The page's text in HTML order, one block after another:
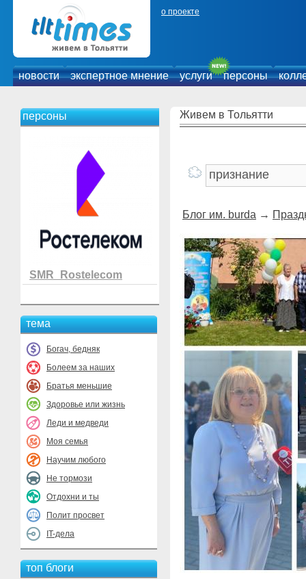
о проекте
новости экспертное мнение услуги персоны
персоны
SMR_Rostelecom
тема
Богач, бедняк
Болеем за наших
Братья меньшие
Здоровье или жизнь
Леди и медведи
Моя семья
Научим любого
Не тормози
Отдохни и ты
Полит просвет
IT-дела
топ блоги
Живем в Тольятти
Блог им. burda →